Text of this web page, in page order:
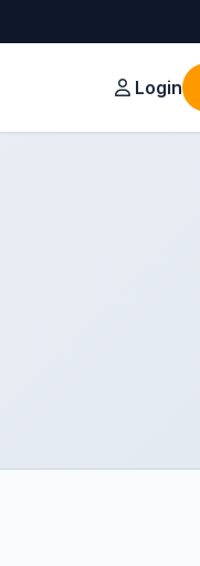
Login